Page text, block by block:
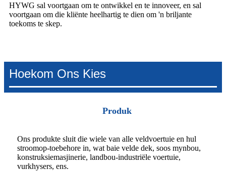
HYWG sal voortgaan om te ontwikkel en te innoveer, en sal
voortgaan om die kliënte heelhartig te dien om 'n briljante
toekoms te skep.
Hoekom Ons Kies
Produk
Ons produkte sluit die wiele van alle veldvoertuie en hul
stroomop-toebehore in, wat baie velde dek, soos mynbou,
konstruksiemasjinerie, landbou-industriële voertuie,
vurkhysers, ens.